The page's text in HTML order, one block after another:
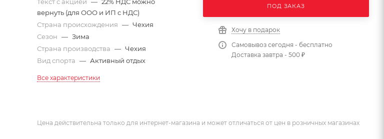
вернуть (для ООО и ИП с НДС)
Страна происхождения — Чехия
Сезон — Зима
Страна производства — Чехия
Вид спорта — Активный отдых
Все характеристики
ПОД ЗАКАЗ
Хочу в подарок
Самовывоз сегодня - бесплатно
Доставка завтра - 500 ₽
Цена действительна только для интернет-магазина и может отличаться от цен в розничных магазинах